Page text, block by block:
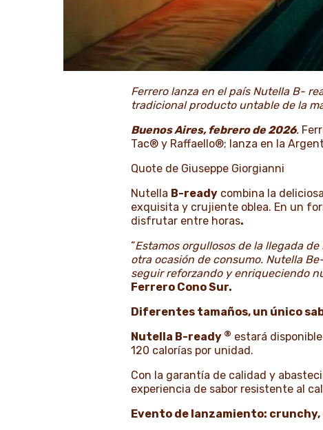
Ferrero lanza en el país Nutella B-
tradicional producto untable de la
Buenos Aires, febrero de 2026.
Tac® y Raffaello®; lanza en la
Quote de Giuseppe Giorgianni
Nutella B-ready combina la
exquisita y crujiente oblea. En un
disfrutar entre horas.
“Estamos orgullosos de la llegada
otra ocasión de consumo. Nutella
seguir reforzando y enriqueciendo
Ferrero Cono Sur.
Diferentes tamaños, un único
Nutella B-ready ® estará
120 calorías por unidad.
Con la garantía de calidad y
experiencia de sabor resistente al
Evento de lanzamiento: